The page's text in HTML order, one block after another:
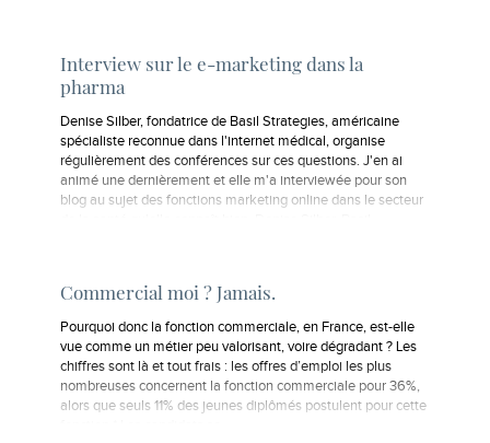
Interview sur le e-marketing dans la
pharma
Denise Silber, fondatrice de Basil Strategies, américaine
spécialiste reconnue dans l'internet médical, organise
régulièrement des conférences sur ces questions. J'en ai
animé une dernièrement et elle m'a interviewée pour son
blog au sujet des fonctions marketing online dans le secteur
Commercial moi ? Jamais.
Pourquoi donc la fonction commerciale, en France, est-elle
vue comme un métier peu valorisant, voire dégradant ? Les
chiffres sont là et tout frais : les offres d’emploi les plus
nombreuses concernent la fonction commerciale pour 36%,
alors que seuls 11% des jeunes diplômés postulent pour cette